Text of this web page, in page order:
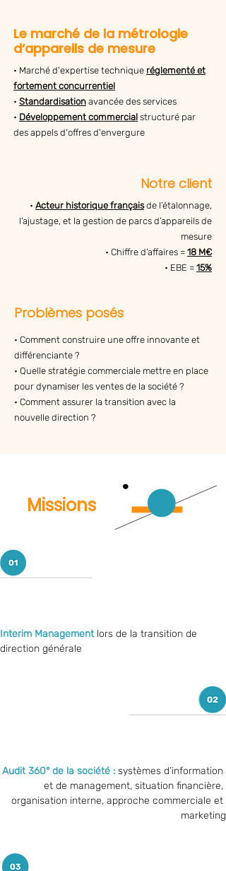
Le marché de la métrologie
d’appareils de mesure
• Marché d'expertise technique réglementé et
fortement concurrentiel
• Standardisation avancée des services
• Développement commercial structuré par
des appels d'offres d'envergure
Notre client
• Acteur historique français de l’étalonnage,
l’ajustage, et la gestion de parcs d’appareils de
mesure
• Chiffre d’affaires = 18 M€
• EBE = 15%
Problèmes posés
• Comment construire une offre innovante et
différenciante ?
• Quelle stratégie commerciale mettre en place
pour dynamiser les ventes de la société ?
• Comment assurer la transition avec la
nouvelle direction ?
Missions
Interim Management lors de la transition de
direction générale
Audit 360° de la société : systèmes d’information
et de management, situation financière,
organisation interne, approche commerciale et
marketing